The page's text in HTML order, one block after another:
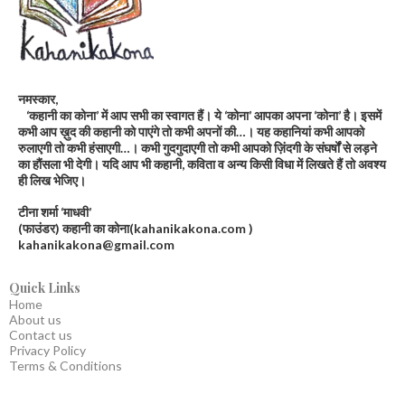
नमस्कार,
‘कहानी का कोना’ में आप सभी का स्वागत हैं। ये ‘कोना’ आपका अपना ‘कोना’ है। इसमें
कभी आप ख़ुद की कहानी को पाएंगे तो कभी अपनों की…। यह कहानियां कभी आपको
रुलाएगी तो कभी हंसाएगी…। कभी गुदगुदाएगी तो कभी आपको ज़िंदगी के संघर्षों से लड़ने
का हौंसला भी देगी। यदि आप भी कहानी, कविता व अन्य किसी विधा में लिखते हैं तो अवश्य
ही लिख भेजिए।
टीना शर्मा ‘माधवी’
(फाउंडर) कहानी का कोना(kahanikakona.com )
kahanikakona@gmail.com
Quick Links
Home
About us
Contact us
Privacy Policy
Terms & Conditions